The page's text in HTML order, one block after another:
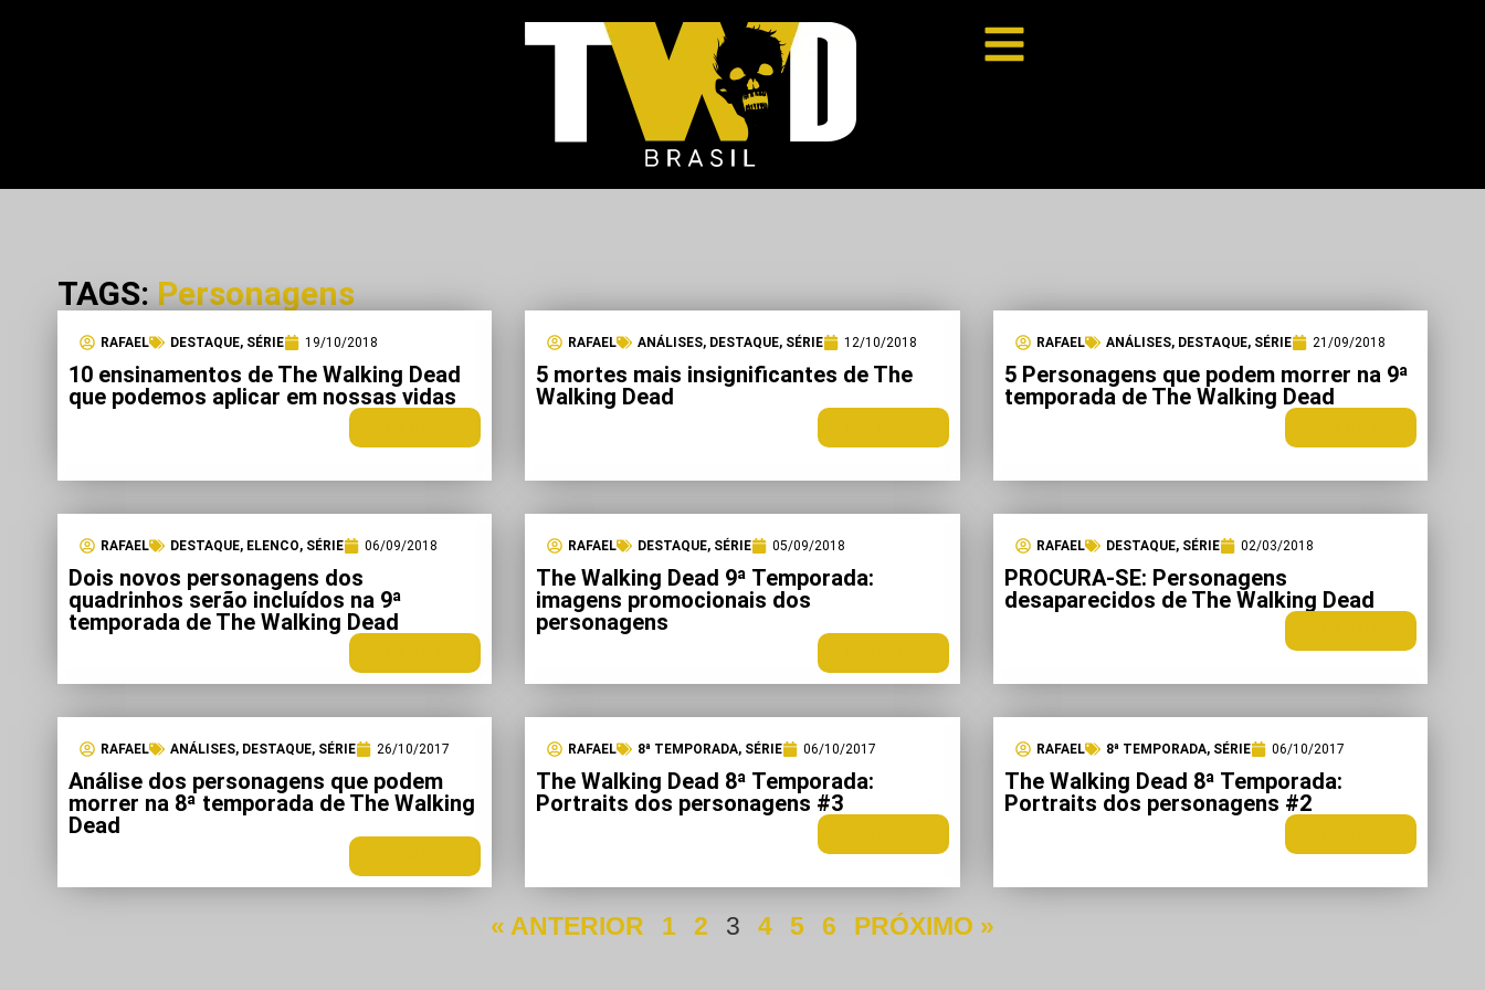
TAGS: Personagens
RAFAEL DESTAQUE, SÉRIE 19/10/2018
10 ensinamentos de The Walking Dead
que podemos aplicar em nossas vidas
RAFAEL ANÁLISES, DESTAQUE, SÉRIE 12/10/2018
5 mortes mais insignificantes de The
Walking Dead
RAFAEL ANÁLISES, DESTAQUE, SÉRIE 21/09/2018
5 Personagens que podem morrer na 9ª
temporada de The Walking Dead
RAFAEL DESTAQUE, ELENCO, SÉRIE 06/09/2018
Dois novos personagens dos
quadrinhos serão incluídos na 9ª
temporada de The Walking Dead
RAFAEL DESTAQUE, SÉRIE 05/09/2018
The Walking Dead 9ª Temporada:
imagens promocionais dos
personagens
RAFAEL DESTAQUE, SÉRIE 02/03/2018
PROCURA-SE: Personagens
desaparecidos de The Walking Dead
RAFAEL ANÁLISES, DESTAQUE, SÉRIE 26/10/2017
Análise dos personagens que podem
morrer na 8ª temporada de The Walking
Dead
RAFAEL 8ª TEMPORADA, SÉRIE 06/10/2017
The Walking Dead 8ª Temporada:
Portraits dos personagens #3
RAFAEL 8ª TEMPORADA, SÉRIE 06/10/2017
The Walking Dead 8ª Temporada:
Portraits dos personagens #2
« ANTERIOR 1 2 3 4 5 6 PRÓXIMO »